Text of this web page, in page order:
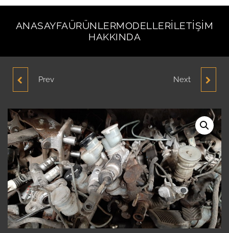
ANASAYFAÜRÜNLERMODELLERİLETIŞIM
HAKKINDA
HYUNDAI GETZ 2006-
2011 MODEL VITES
KOLU VE KULESI
Prev HYUNDAI GETZ 2006-
ORJINAL ÇIKMA YEDEK
PARÇA
Next